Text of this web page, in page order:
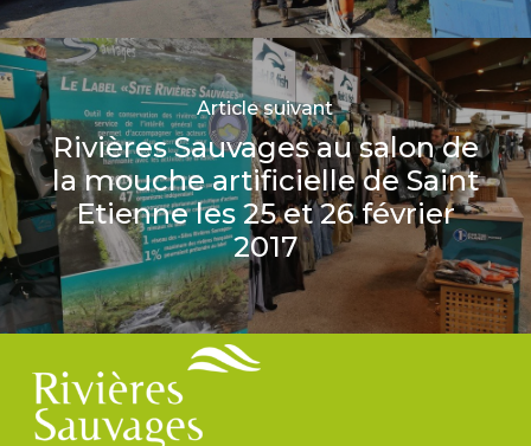
Article suivant
Rivières Sauvages au salon de
la mouche artificielle de Saint
Etienne les 25 et 26 février
2017